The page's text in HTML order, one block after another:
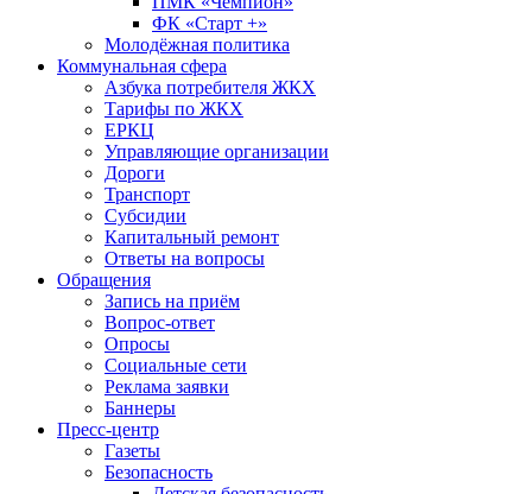
ФК «Старт +»
Молодёжная политика
Коммунальная сфера
Азбука потребителя ЖКХ
Тарифы по ЖКХ
ЕРКЦ
Управляющие организации
Дороги
Транспорт
Субсидии
Капитальный ремонт
Ответы на вопросы
Обращения
Запись на приём
Вопрос-ответ
Опросы
Социальные сети
Реклама заявки
Баннеры
Пресс-центр
Газеты
Безопасность